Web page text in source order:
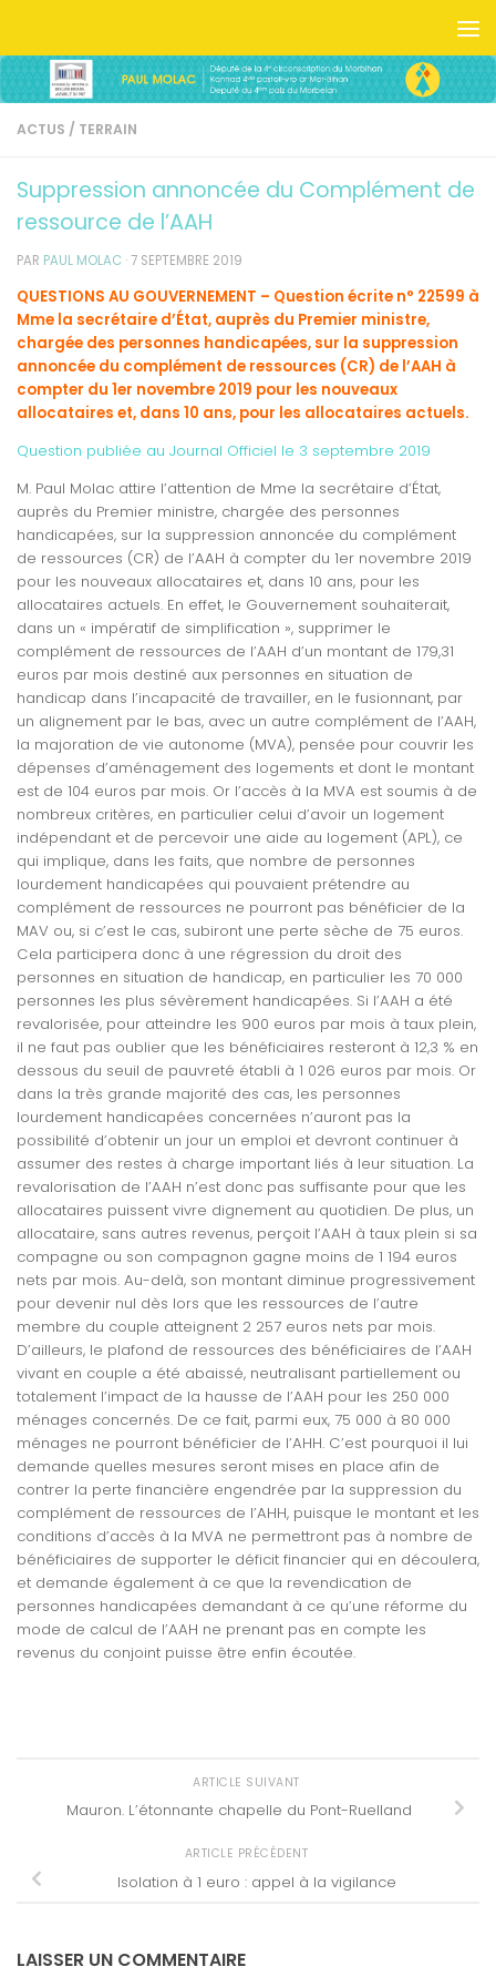
ACTUS / TERRAIN
Suppression annoncée du Complément de
ressource de l’AAH
PAR PAUL MOLAC ·7 SEPTEMBRE 2019
QUESTIONS AU GOUVERNEMENT – Question écrite n° 22599 à
Mme la secrétaire d’État, auprès du Premier ministre,
chargée des personnes handicapées, sur la suppression
annoncée du complément de ressources (CR) de l’AAH à
compter du 1er novembre 2019 pour les nouveaux
allocataires et, dans 10 ans, pour les allocataires actuels.
Question publiée au Journal Officiel le 3 septembre 2019
M. Paul Molac attire l’attention de Mme la secrétaire d’État,
auprès du Premier ministre, chargée des personnes
handicapées, sur la suppression annoncée du complément
de ressources (CR) de l’AAH à compter du 1er novembre 2019
pour les nouveaux allocataires et, dans 10 ans, pour les
allocataires actuels. En effet, le Gouvernement souhaiterait,
dans un « impératif de simplification », supprimer le
complément de ressources de l’AAH d’un montant de 179,31
euros par mois destiné aux personnes en situation de
handicap dans l’incapacité de travailler, en le fusionnant, par
un alignement par le bas, avec un autre complément de l’AAH,
la majoration de vie autonome (MVA), pensée pour couvrir les
dépenses d’aménagement des logements et dont le montant
est de 104 euros par mois. Or l’accès à la MVA est soumis à de
nombreux critères, en particulier celui d’avoir un logement
indépendant et de percevoir une aide au logement (APL), ce
qui implique, dans les faits, que nombre de personnes
lourdement handicapées qui pouvaient prétendre au
complément de ressources ne pourront pas bénéficier de la
MAV ou, si c’est le cas, subiront une perte sèche de 75 euros.
Cela participera donc à une régression du droit des
personnes en situation de handicap, en particulier les 70 000
personnes les plus sévèrement handicapées. Si l’AAH a été
revalorisée, pour atteindre les 900 euros par mois à taux plein,
il ne faut pas oublier que les bénéficiaires resteront à 12,3 % en
dessous du seuil de pauvreté établi à 1 026 euros par mois. Or
dans la très grande majorité des cas, les personnes
lourdement handicapées concernées n’auront pas la
possibilité d’obtenir un jour un emploi et devront continuer à
assumer des restes à charge important liés à leur situation. La
revalorisation de l’AAH n’est donc pas suffisante pour que les
allocataires puissent vivre dignement au quotidien. De plus, un
allocataire, sans autres revenus, perçoit l’AAH à taux plein si sa
compagne ou son compagnon gagne moins de 1 194 euros
nets par mois. Au-delà, son montant diminue progressivement
pour devenir nul dès lors que les ressources de l’autre
membre du couple atteignent 2 257 euros nets par mois.
D’ailleurs, le plafond de ressources des bénéficiaires de l’AAH
vivant en couple a été abaissé, neutralisant partiellement ou
totalement l’impact de la hausse de l’AAH pour les 250 000
ménages concernés. De ce fait, parmi eux, 75 000 à 80 000
ménages ne pourront bénéficier de l’AHH. C’est pourquoi il lui
demande quelles mesures seront mises en place afin de
contrer la perte financière engendrée par la suppression du
complément de ressources de l’AHH, puisque le montant et les
conditions d’accès à la MVA ne permettront pas à nombre de
bénéficiaires de supporter le déficit financier qui en découlera,
et demande également à ce que la revendication de
personnes handicapées demandant à ce qu’une réforme du
mode de calcul de l’AAH ne prenant pas en compte les
revenus du conjoint puisse être enfin écoutée.
ARTICLE SUIVANT
Mauron. L’étonnante chapelle du Pont-Ruelland
ARTICLE PRÉCÉDENT
Isolation à 1 euro : appel à la vigilance
LAISSER UN COMMENTAIRE